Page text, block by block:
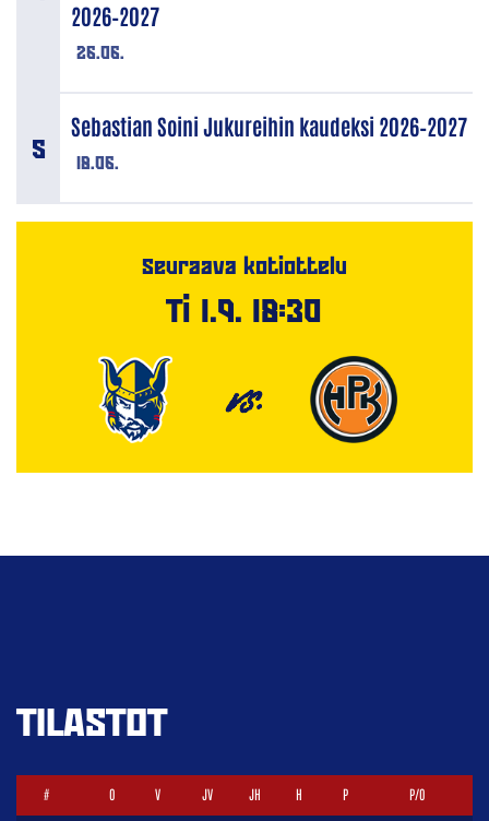
26.06.
2026–2027
18.06.
Sebastian Soini Jukureihin kaudeksi 2026–2027
Seuraava kotiottelu
Ti 1.9. 18:30
VS.
TILASTOT
# O V JV JH H P P/O